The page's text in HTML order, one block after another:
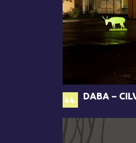
44. DABA –